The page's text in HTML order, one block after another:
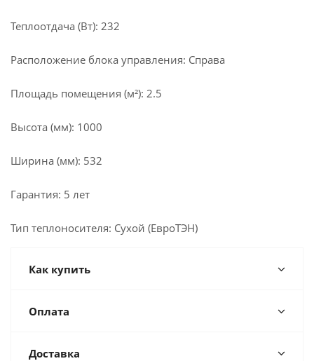
Теплоотдача (Вт): 232
Расположение блока управления: Справа
Площадь помещения (м²): 2.5
Высота (мм): 1000
Ширина (мм): 532
Гарантия: 5 лет
Тип теплоносителя: Сухой (ЕвроТЭН)
Как купить
Оплата
Доставка